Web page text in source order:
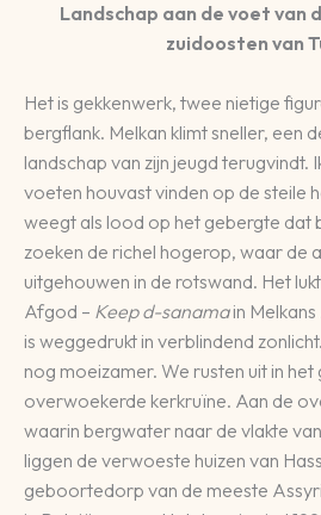
Landschap aan de voet van
zuidoosten van
Het is gekkenwerk, twee nietige
bergflank. Melkan klimt sneller, een
landschap van zijn jeugd terugvindt.
voeten houvast vinden op de steile
weegt als lood op het gebergte dat
zoeken de richel hogerop, waar de
uitgehouwen in de rotswand. Het
Afgod – Keep d-sanamain
is weggedrukt in verblindend
nog moeizamer. We rusten uit in het
overwoekerde kerkruïne. Aan de
waarin bergwater naar de vlakte
liggen de verwoeste huizen van
geboortedorp van de meeste